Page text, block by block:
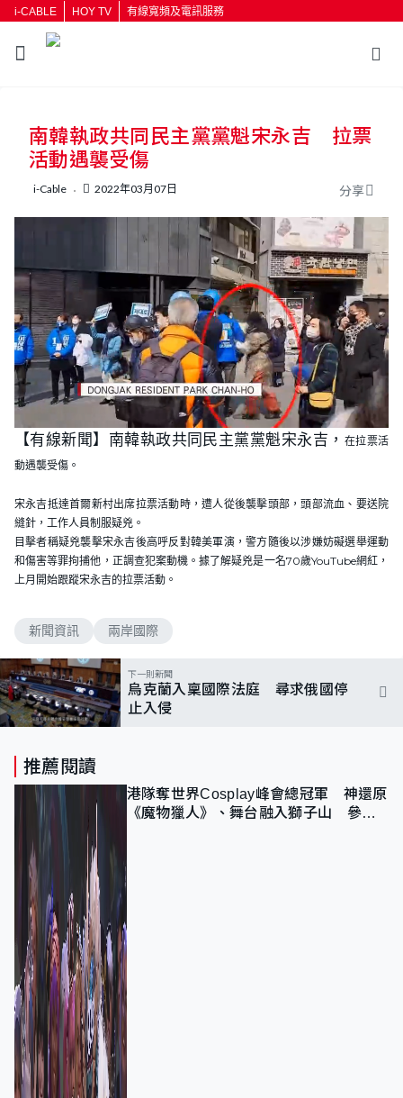
i-CABLE HOY TV 有線寬頻及電訊服務
按輸入鍵開始搜尋
南韓執政共同民主黨黨魁宋永吉 拉票
活動遇襲受傷
i-Cable 2022年03月07日 分享
n
m
u
L
o
a
d
0
0
0
%
【有線新聞】南韓執政共同民主黨黨魁宋永吉， 在拉票活
動遇襲受傷。
宋永吉抵達首爾新村出席拉票活動時，遭人從後襲擊頭部，頭部流血、要送院
縫針， 工作人員制服疑兇。
目擊者稱疑兇襲擊宋永吉後高呼反對韓美軍演，警方隨後以涉嫌妨礙選舉運動
和傷害等罪拘捕他， 正調查犯案動機。據了解疑兇是一名70歲YouTube網紅，
上月開始跟蹤宋永吉的拉票活動。
新聞資訊 兩岸國際
下一則新聞
烏克蘭入稟國際法庭 尋求俄國停
止入侵
推薦閱讀
港隊奪世界Cosplay峰會總冠軍 神還原
《魔物獵人》、舞台融入獅子山 參賽